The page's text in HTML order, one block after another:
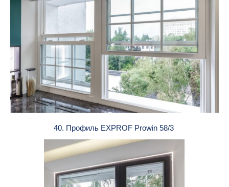
40. Профиль EXPROF Prowin 58/3